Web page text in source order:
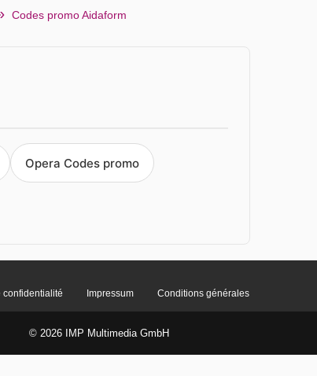
Codes promo Aidaform
Opera Codes promo
confidentialité Impressum Conditions générales
© 2026 IMP Multimedia GmbH